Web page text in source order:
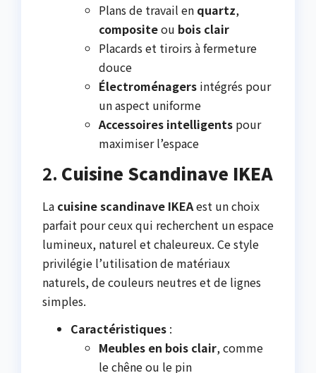
Plans de travail en quartz,
compositeou bois clair
Placards et tiroirs à fermeture
douce
Électroménagers intégrés pour
un aspect uniforme
Accessoires intelligents pour
maximiser l’espace
2. Cuisine Scandinave IKEA
La cuisine scandinave IKEAest un choix
parfait pour ceux qui recherchent un espace
lumineux, naturel et chaleureux. Ce style
privilégie l’utilisation de matériaux
naturels, de couleurs neutres et de lignes
simples.
Caractéristiques :
Meubles en bois clair, comme
le chêne ou le pin